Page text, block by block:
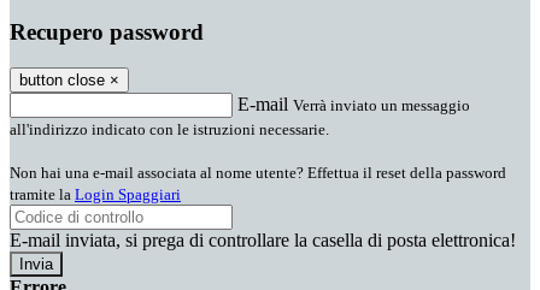
Recupero password
button close ×
E-mail Verrà inviato un messaggio
all'indirizzo indicato con le istruzioni necessarie.
Non hai una e-mail associata al nome utente? Effettua il reset della password
tramite la Login Spaggiari
E-mail inviata, si prega di controllare la casella di posta elettronica!